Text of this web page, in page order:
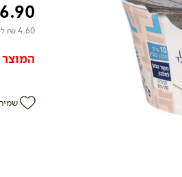
6.90
4.60 ₪ ל-100 גרם
המוצר